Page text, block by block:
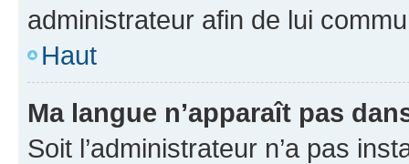
administrateur afin de lui
Haut
Ma langue n’apparaît pas
Soit l’administrateur n’a pas